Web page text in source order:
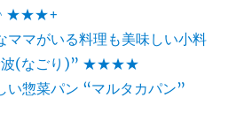
♪ ★★★+
ママがいる料理も美味しい小料
波(なごり)” ★★★★
い惣菜パン “マルタカパン”